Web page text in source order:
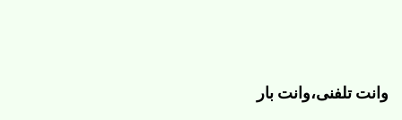
وانت تلفنی،وانت بار